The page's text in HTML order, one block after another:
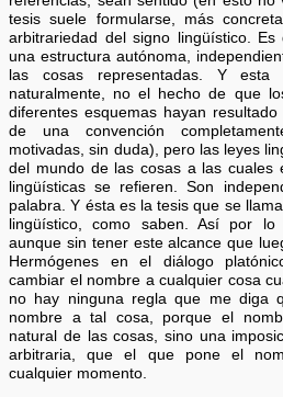
tesis suele formularse, más
arbitrariedad del signo lingüístico.
una estructura autónoma,
las cosas representadas. Y esta
naturalmente, no el hecho de que
diferentes esquemas hayan
de una convención
motivadas, sin duda), pero las leyes
del mundo de las cosas a las cuales
lingüísticas se refieren. Son
palabra. Y ésta es la tesis que se
lingüístico, como saben. Así por lo
aunque sin tener este alcance que
Hermógenes en el diálogo
cambiar el nombre a cualquier cosa
no hay ninguna regla que me diga
nombre a tal cosa, porque el
natural de las cosas, sino una
arbitraria, que el que pone el
cualquier momento.